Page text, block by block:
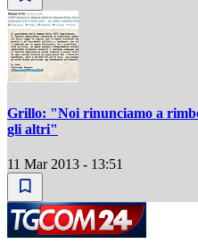
Grillo: "Noi rinunciamo a
gli altri"
11 Mar 2013 - 13:51